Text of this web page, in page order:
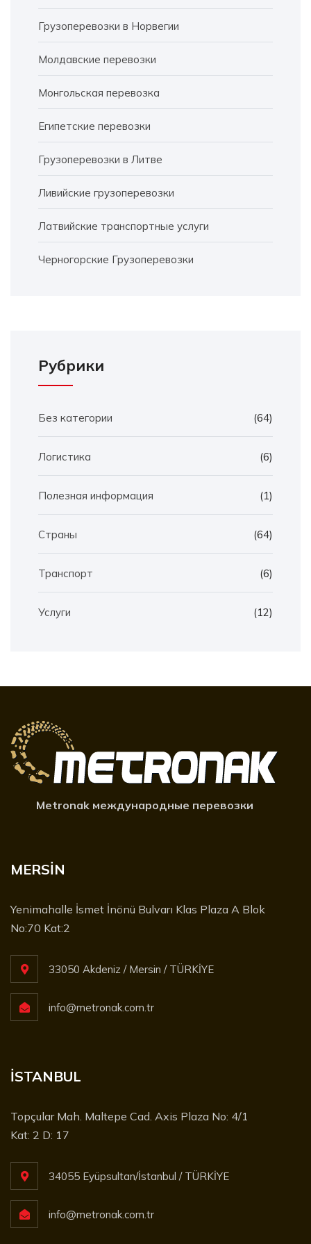
Грузоперевозки в Норвегии
Молдавские перевозки
Монгольская перевозка
Египетские перевозки
Грузоперевозки в Литве
Ливийские грузоперевозки
Латвийские транспортные услуги
Черногорские Грузоперевозки
Рубрики
Без категории (64)
Логистика (6)
Полезная информация (1)
Страны (64)
Транспорт (6)
Услуги (12)
Metronak международные перевозки
MERSİN
Yenimahalle İsmet İnönü Bulvarı Klas Plaza A Blok
No:70 Kat:2
33050 Akdeniz / Mersin / TÜRKİYE
info@metronak.com.tr
İSTANBUL
Topçular Mah. Maltepe Cad. Axis Plaza No: 4/1
Kat: 2 D: 17
34055 Eyüpsultan/İstanbul / TÜRKİYE
info@metronak.com.tr